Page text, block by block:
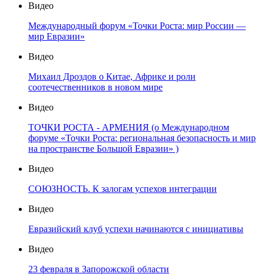
Видео
Международный форум «Точки Роста: мир России —
мир Евразии»
Видео
Михаил Дроздов о Китае, Африке и роли
соотечественников в новом мире
Видео
ТОЧКИ РОСТА - АРМЕНИЯ (о Международном
форуме «Точки Роста: региональная безопасность и мир
на пространстве Большой Евразии» )
Видео
СОЮЗНОСТЬ. К залогам успехов интеграции
Видео
Евразийский клуб успехи начинаются с инициативы
Видео
23 февраля в Запорожской области